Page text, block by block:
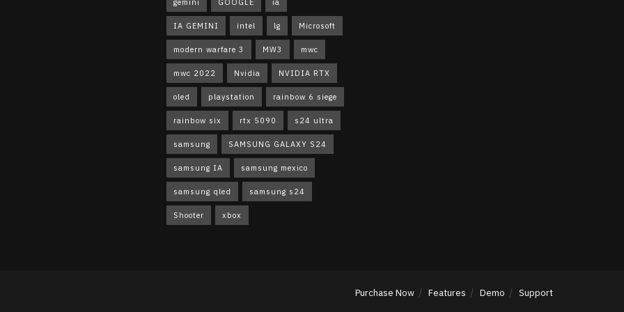
gemini GOOGLE ia
IA GEMINI intel lg Microsoft
modern warfare 3 MW3 mwc
mwc 2022 Nvidia NVIDIA RTX
oled playstation rainbow 6 siege
rainbow six rtx 5090 s24 ultra
samsung SAMSUNG GALAXY S24
samsung IA samsung mexico
samsung qled samsung s24
Shooter xbox
Purchase Now Features Demo Support